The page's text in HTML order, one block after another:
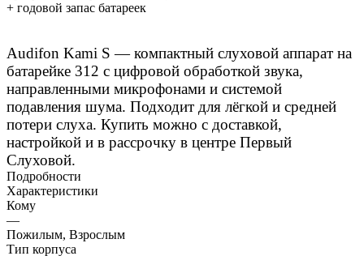
+ годовой запас батареек
Audifon Kami S — компактный слуховой аппарат на
батарейке 312 с цифровой обработкой звука,
направленными микрофонами и системой
подавления шума. Подходит для лёгкой и средней
потери слуха. Купить можно с доставкой,
настройкой и в рассрочку в центре Первый
Слуховой.
Подробности
Характеристики
Кому
—
Пожилым, Взрослым
Тип корпуса